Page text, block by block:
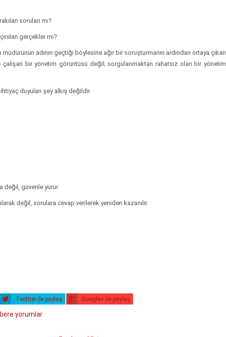
soruları mı?
gerçekler mi?
adının geçtiği böylesine ağır bir soruşturmanın ardından ortaya çıkan
çalışan bir yönetim görüntüsü değil; sorgulanmaktan rahatsız olan bir yönetim
duyulan şey alkış değildir.
değil, güvenle yürür.
değil, sorulara cevap verilerek yeniden kazanılır.
Twittter ile paylaş Google+ ile paylaş
yorumlar